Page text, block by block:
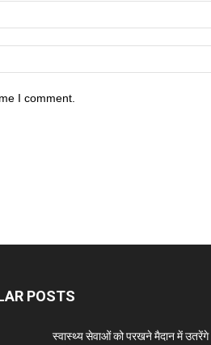
I comment.
POSTS
स्वास्थ्य सेवाओं को परखने मैदान में उतरेंगे